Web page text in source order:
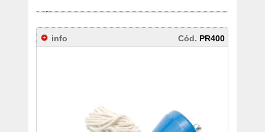
info Cód. PR400